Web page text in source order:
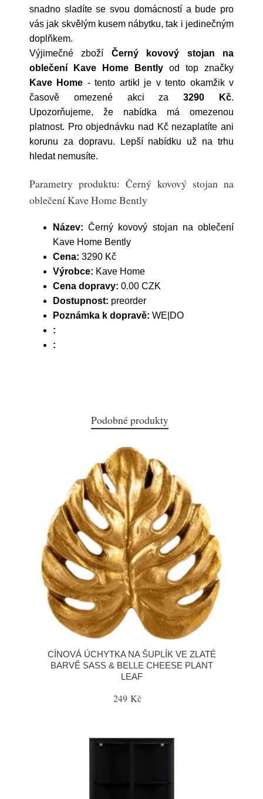
snadno sladíte se svou domácností a bude pro
vás jak skvělým kusem nábytku, tak i jedinečným
doplňkem.
Výjimečné zboží Černý kovový stojan na
oblečení Kave Home Bently od top značky
Kave Home - tento artikl je v tento okamžik v
časově omezené akci za3290 Kč.
Upozorňujeme, že nabídka má omezenou
platnost. Pro objednávku nad Kč nezaplatíte ani
korunu za dopravu. Lepší nabídku už na trhu
hledat nemusíte.
Parametry produktu: Černý kovový stojan na
oblečení Kave Home Bently
Název: Černý kovový stojan na oblečení
Kave Home Bently
Cena: 3290 Kč
Výrobce: Kave Home
Cena dopravy: 0.00 CZK
Dostupnost: preorder
Poznámka k dopravě: WE|DO
:
:
Podobné produkty
CÍNOVÁ ÚCHYTKA NA ŠUPLÍK VE ZLATÉ
BARVĚ SASS & BELLE CHEESE PLANT
LEAF
249 Kč